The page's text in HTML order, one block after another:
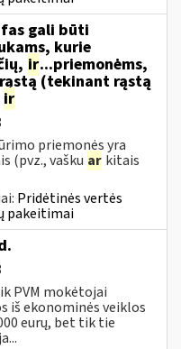
gali būti
kurie
ir...priemonėms,
(tekinant rąstą
ir
priemonės yra
(pvz., vašku ar kitais
Pridėtinės vertės
pakeitimai
PVM mokėtojai
iš ekonominės veiklos
eurų, bet tik tie